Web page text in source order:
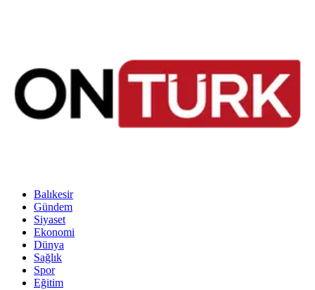
Balıkesir
Gündem
Siyaset
Ekonomi
Dünya
Sağlık
Spor
Eğitim